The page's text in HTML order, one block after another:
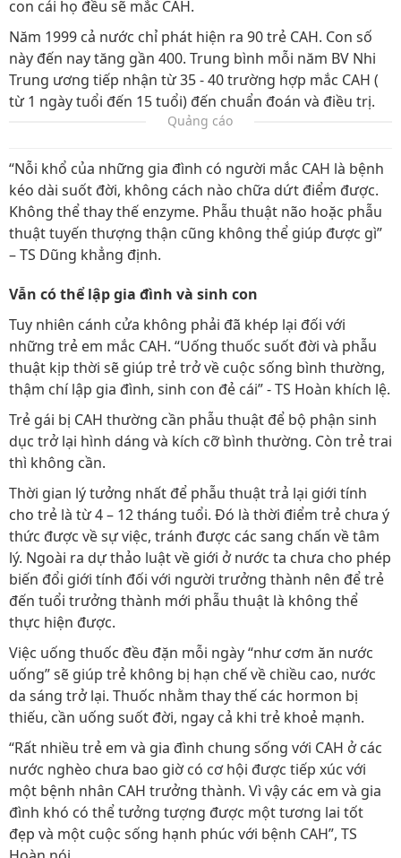
con cái họ đều sẽ mắc CAH.
Năm 1999 cả nước chỉ phát hiện ra 90 trẻ CAH. Con số
này đến nay tăng gần 400. Trung bình mỗi năm BV Nhi
Trung ương tiếp nhận từ 35 - 40 trường hợp mắc CAH (
từ 1 ngày tuổi đến 15 tuổi) đến chuẩn đoán và điều trị.
Quảng cáo
“Nỗi khổ của những gia đình có người mắc CAH là bệnh
kéo dài suốt đời, không cách nào chữa dứt điểm được.
Không thể thay thế enzyme. Phẫu thuật não hoặc phẫu
thuật tuyến thượng thận cũng không thể giúp được gì”
– TS Dũng khẳng định.
Vẫn có thể lập gia đình và sinh con
Tuy nhiên cánh cửa không phải đã khép lại đối với
những trẻ em mắc CAH. “Uống thuốc suốt đời và phẫu
thuật kịp thời sẽ giúp trẻ trở về cuộc sống bình thường,
thậm chí lập gia đình, sinh con đẻ cái” - TS Hoàn khích lệ.
Trẻ gái bị CAH thường cần phẫu thuật để bộ phận sinh
dục trở lại hình dáng và kích cỡ bình thường. Còn trẻ trai
thì không cần.
Thời gian lý tưởng nhất để phẫu thuật trả lại giới tính
cho trẻ là từ 4 – 12 tháng tuổi. Đó là thời điểm trẻ chưa ý
thức được về sự việc, tránh được các sang chấn về tâm
lý. Ngoài ra dự thảo luật về giới ở nước ta chưa cho phép
biến đổi giới tính đối với người trưởng thành nên để trẻ
đến tuổi trưởng thành mới phẫu thuật là không thể
thực hiện được.
Việc uống thuốc đều đặn mỗi ngày “như cơm ăn nước
uống” sẽ giúp trẻ không bị hạn chế về chiều cao, nước
da sáng trở lại. Thuốc nhằm thay thế các hormon bị
thiếu, cần uống suốt đời, ngay cả khi trẻ khoẻ mạnh.
“Rất nhiều trẻ em và gia đình chung sống với CAH ở các
nước nghèo chưa bao giờ có cơ hội được tiếp xúc với
một bệnh nhân CAH trưởng thành. Vì vậy các em và gia
đình khó có thể tưởng tượng được một tương lai tốt
đẹp và một cuộc sống hạnh phúc với bệnh CAH”, TS